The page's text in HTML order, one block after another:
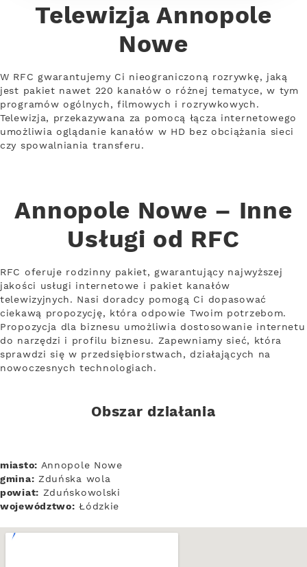
Telewizja Annopole
Nowe
W RFC gwarantujemy Ci nieograniczoną rozrywkę, jaką
jest pakiet nawet 220 kanałów o różnej tematyce, w tym
programów ogólnych, filmowych i rozrywkowych.
Telewizja, przekazywana za pomocą łącza internetowego
umożliwia oglądanie kanałów w HD bez obciążania sieci
czy spowalniania transferu.
Annopole Nowe – Inne
Usługi od RFC
RFC oferuje rodzinny pakiet, gwarantujący najwyższej
jakości usługi internetowe i pakiet kanałów
telewizyjnych. Nasi doradcy pomogą Ci dopasować
ciekawą propozycję, która odpowie Twoim potrzebom.
Propozycja dla biznesu umożliwia dostosowanie internetu
do narzędzi i profilu biznesu. Zapewniamy sieć, która
sprawdzi się w przedsiębiorstwach, działających na
nowoczesnych technologiach.
Obszar działania
miasto: Annopole Nowe
gmina: Zduńska wola
powiat: Zduńskowolski
województwo: Łódzkie